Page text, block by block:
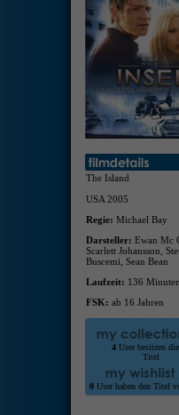
The Island
USA 2005
Regie: Michael Bay
Darsteller: Ewan Mc
Scarlett Johansson,
Buscemi, Sean Bean
Laufzeit: 136 Minuten
FSK: ab 16 Jahren
4User besitzen
Titel
0User haben den Titel